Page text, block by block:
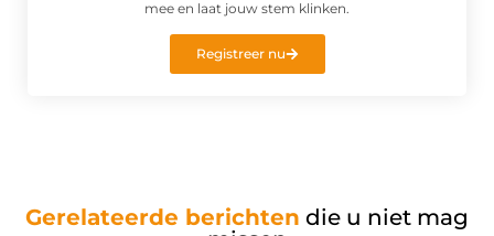
mee en laat jouw stem klinken.
Registreer nu
Gerelateerde berichten die u niet mag